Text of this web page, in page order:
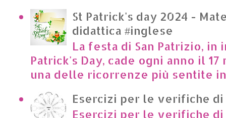
St Patrick's day 2024 -
didattica #inglese
La festa di San Patrizio, in
Patrick's Day, cade ogni anno il 17
una delle ricorrenze più sentite in
Esercizi per le verifiche
Esercizi per le verifiche